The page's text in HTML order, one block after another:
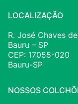
LOCALIZAÇÃO
R. José Chaves
Bauru – SP
CEP: 17055-020
Bauru-SP
NOSSOS